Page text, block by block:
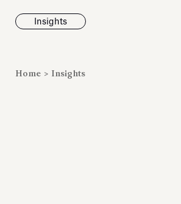
Insights
Home > Insights